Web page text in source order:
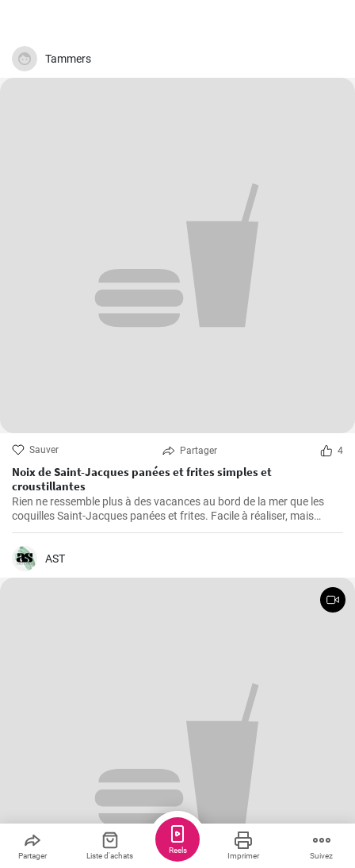
Tammers
Sauver Partager 4
Noix de Saint-Jacques panées et frites simples et
croustillantes
Rien ne ressemble plus à des vacances au bord de la mer que les
coquilles Saint-Jacques panées et frites. Facile à réaliser, mais
également gastronomique, cette recette permet d'obtenir des
coquilles Saint-Jacques fraîches légèrement panées et dorées, à
l'extérieur croustillant et à l'intérieur succulent. Elles sont parfaites
comme plat principal à servir avec une sauce à tremper, des frites et
une salade ou comme hors-d'œuvre pour lancer un repas de fruits
AST
Partager Liste d'achats Imprimer Suivez
Reels